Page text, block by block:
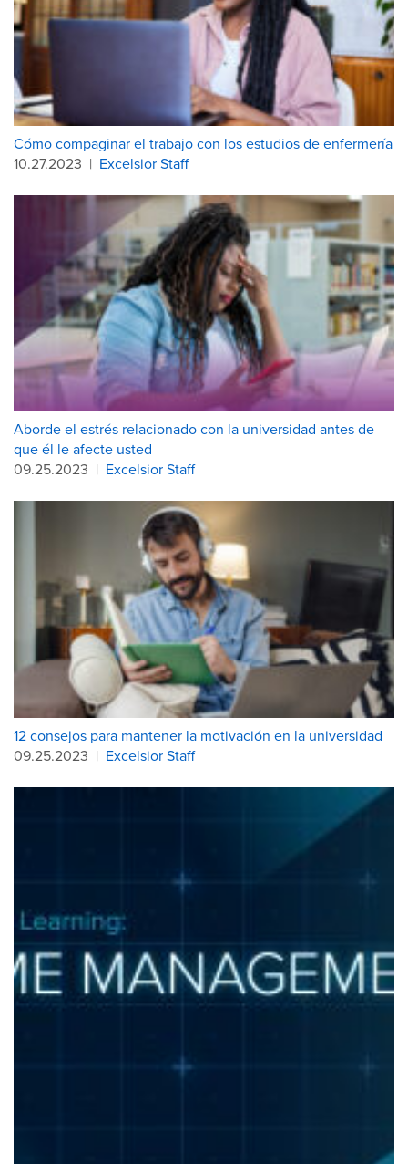
Cómo compaginar el trabajo con los estudios de enfermería
10.27.2023 | Excelsior Staff
Aborde el estrés relacionado con la universidad antes de
que él le afecte usted
09.25.2023 | Excelsior Staff
12 consejos para mantener la motivación en la universidad
09.25.2023 | Excelsior Staff